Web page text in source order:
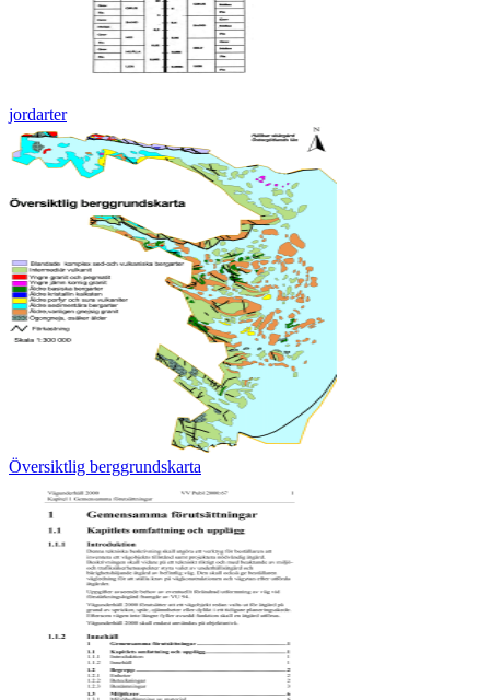
jordarter
Översiktlig berggrundskarta